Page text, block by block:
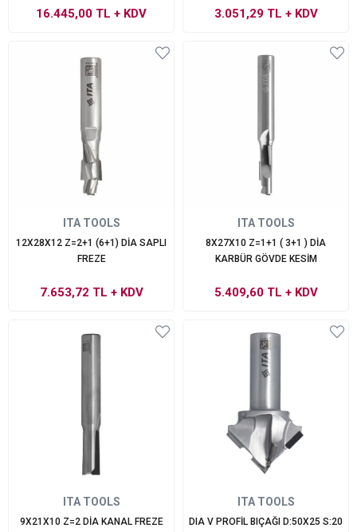
16.445,00 TL + KDV 3.051,29 TL + KDV
ITA TOOLS
12X28X12 Z=2+1 (6+1) DİA SAPLI
FREZE
7.653,72 TL + KDV
ITA TOOLS
8X27X10 Z=1+1 ( 3+1 ) DİA
KARBÜR GÖVDE KESİM
5.409,60 TL + KDV
ITA TOOLS
9X21X10 Z=2 DİA KANAL FREZE
ITA TOOLS
DIA V PROFİL BIÇAĞI D:50X25 S:20